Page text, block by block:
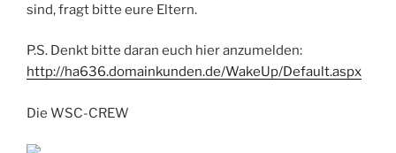
sind, fragt bitte eure Eltern.
P.S. Denkt bitte daran euch hier anzumelden:
http://ha636.domainkunden.de/WakeUp/Default.aspx
Die WSC-CREW